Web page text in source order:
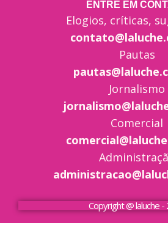
ENTRE EM
Elogios, críticas,
Pautas
Jornalismo
Comercial
Copyright @ laluche -